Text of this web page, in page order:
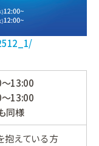
13:00
13:00
同様
抱えている方